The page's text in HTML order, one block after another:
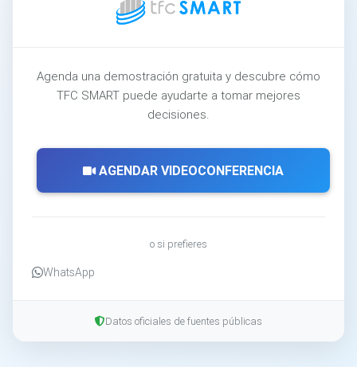
Agenda una demostración gratuita y descubre cómo
TFC SMART puede ayudarte a tomar mejores
decisiones.
AGENDAR VIDEOCONFERENCIA
o si prefieres
WhatsApp
Datos oficiales de fuentes públicas